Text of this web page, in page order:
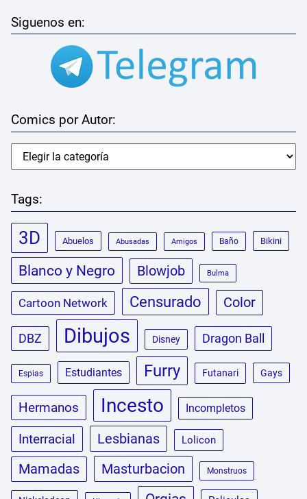
Siguenos en:
Comics por Autor:
Tags:
3D Abuelos Abusadas Amigos Baño Bikini
Blanco y Negro Blowjob Bulma
Cartoon Network Censurado Color
DBZ Dibujos Disney Dragon Ball
Espias Estudiantes Furry Futanari Gays
Hermanos Incesto Incompletos
Interracial Lesbianas Lolicon
Mamadas Masturbacion Monstruos